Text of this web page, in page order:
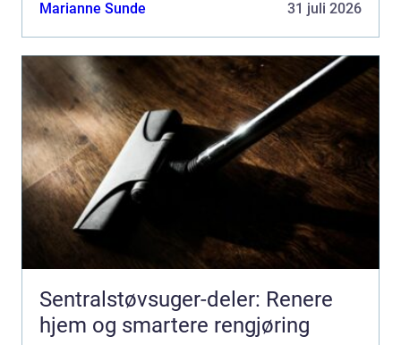
Marianne Sunde 31 juli 2026
Sentralstøvsuger-deler: Renere
hjem og smartere rengjøring